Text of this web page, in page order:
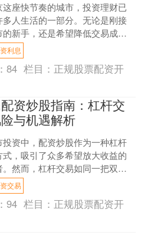
这座快节奏的城市，投资理财已
多人生活的一部分。无论是刚接
的新手，还是希望降低交易成本
，**股票开户**都是第一步。本
提供一份详....
利息
84 栏目： 正规股票配资开
资炒股指南：杠杆交
与机遇解析
投资中，配资炒股作为一种杠杆
式，吸引了众多希望放大收益的
。然而，杠杆交易如同一把双刃
带来可观的机遇，也伴随着巨
。本文将深入解析....
交易
94 栏目： 正规股票配资开